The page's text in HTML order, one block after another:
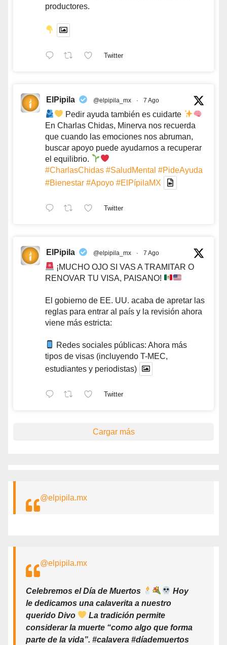
productores.
Twitter
ElPipila @elpipila_mx · 7 Ago
Pedir ayuda también es cuidarte
En Charlas Chidas, Minerva nos recuerda
que cuando las emociones nos abruman,
buscar apoyo puede ayudarnos a recuperar
el equilibrio.
#CharlasChidas #SaludMental #PideAyuda
#Bienestar #Apoyo #ElPípilaMX
Twitter
ElPipila @elpipila_mx · 7 Ago
¡MUCHO OJO SI VAS A TRAMITAR O
RENOVAR TU VISA, PAISANO!
El gobierno de EE. UU. acaba de apretar las
reglas para entrar al país y la revisión ahora
viene más estricta:
Redes sociales públicas: Ahora más
tipos de visas (incluyendo T-MEC,
estudiantes y periodistas)
Twitter
Cargar más
@elpipila.mx
@elpipila.mx
Celebremos el Día de Muertos
Hoy
le dedicamos una calaverita a nuestro
querido Divo
La tradición permite
considerar la muerte “como algo que forma
parte de la vida”. #calavera #díademuertos